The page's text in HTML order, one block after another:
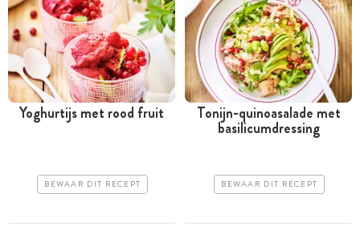
Yoghurtijs met rood fruit
BEWAAR DIT RECEPT
Tonijn-quinoasalade met
basilicumdressing
BEWAAR DIT RECEPT